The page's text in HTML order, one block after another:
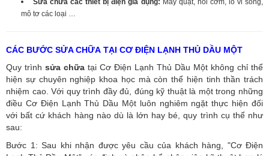
mô tơ các loại …
CÁC BƯỚC SỬA CHỮA TẠI CƠ ĐIỆN LẠNH THỦ DẦU MỘT
Quy trình sửa chữa tại Cơ Điện Lạnh Thủ Dầu Một không chỉ thể
hiện sự chuyên nghiệp khoa học mà còn thể hiện tinh thần trách
nhiệm cao. Với quy trình đầy đủ, đúng kỹ thuật là một trong những
điều Cơ Điện Lạnh Thủ Dầu Một luôn nghiêm ngặt thực hiện đối
với bất cứ khách hàng nào dù là lớn hay bé, quy trình cụ thể như
sau:
Bước 1: Sau khi nhận được yêu cầu của khách hàng, "Cơ Điện